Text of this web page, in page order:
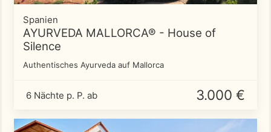
Spanien
AYURVEDA MALLORCA® - House of
Silence
Authentisches Ayurveda auf Mallorca
6 Nächte p. P. ab 3.000 €